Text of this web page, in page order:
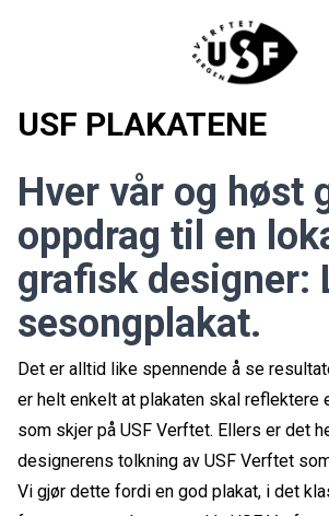
USF PLAKATENE
Hver vår og høst
oppdrag til en
grafisk designer:
sesongplakat.
Det er alltid like spennende å se
er helt enkelt at plakaten skal reflektere
som skjer på USF Verftet. Ellers er det
designerens tolkning av USF Verftet
Vi gjør dette fordi en god plakat, i det